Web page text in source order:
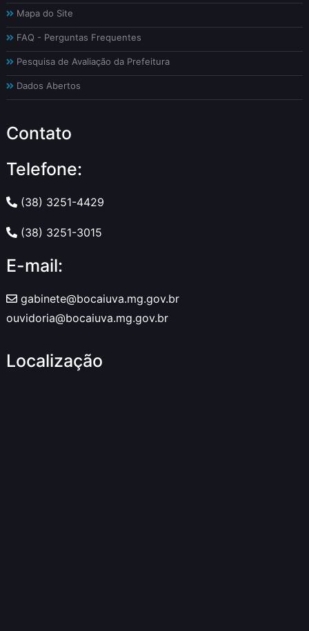
Mapa do Site
FAQ - Perguntas Frequentes
Pesquisa de Avaliação da Prefeitura
Dados Abertos
Contato
Telefone:
(38) 3251-4429
(38) 3251-3015
E-mail:
gabinete@bocaiuva.mg.gov.br
ouvidoria@bocaiuva.mg.gov.br
Localização